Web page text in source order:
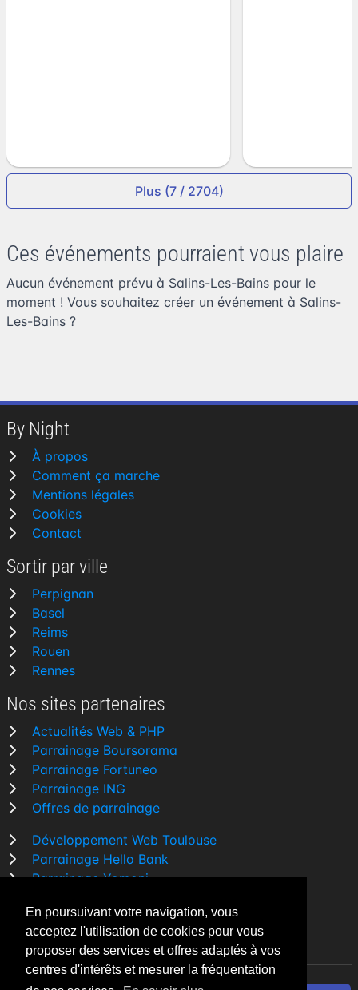
En poursuivant votre navigation, vous
acceptez l'utilisation de cookies pour vous
proposer des services et offres adaptés à vos
centres d'intérêts et mesurer la fréquentation
Plus (7 / 2704)
Ces événements pourraient vous plaire
Aucun événement prévu à Salins-Les-Bains pour le
moment ! Vous souhaitez créer un événement à Salins-
Les-Bains ?
By Night
À propos
Comment ça marche
Mentions légales
Cookies
Contact
Sortir par ville
Perpignan
Basel
Reims
Rouen
Rennes
Nos sites partenaires
Actualités Web & PHP
Parrainage Boursorama
Parrainage Fortuneo
Parrainage ING
Offres de parrainage
Développement Web Toulouse
Parrainage Hello Bank
Parrainage Yomoni
Comparatif banque